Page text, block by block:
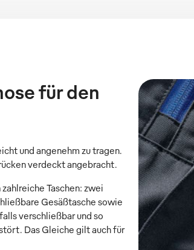
für den
und angenehm zu tragen.
verdeckt angebracht.
Taschen: zwei
Gesäßtasche sowie
verschließbar und so
Das Gleiche gilt auch für